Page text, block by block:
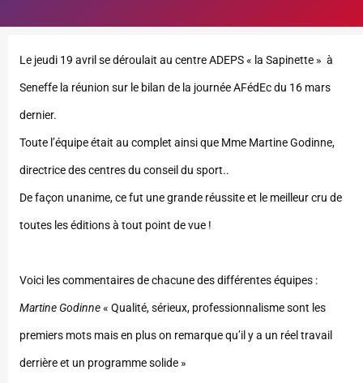
Le jeudi 19 avril se déroulait au centre ADEPS « la Sapinette » à
Seneffe la réunion sur le bilan de la journée AFédEc du 16 mars
dernier.
Toute l’équipe était au complet ainsi que Mme Martine Godinne,
directrice des centres du conseil du sport..
De façon unanime, ce fut une grande réussite et le meilleur cru de
toutes les éditions à tout point de vue !
Voici les commentaires de chacune des différentes équipes :
Martine Godinne« Qualité, sérieux, professionnalisme sont les
premiers mots mais en plus on remarque qu’il y a un réel travail
derrière et un programme solide »